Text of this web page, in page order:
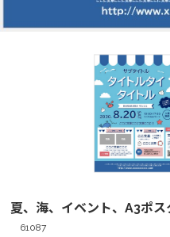
夏、海、イベント、A3ポ
61087